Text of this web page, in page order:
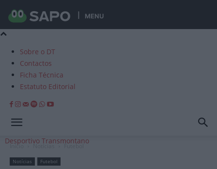
MENU
Sobre o DT
Contactos
Ficha Técnica
Estatuto Editorial
Desportivo Transmontano
Início Notícias Futebol
Notícias Futebol